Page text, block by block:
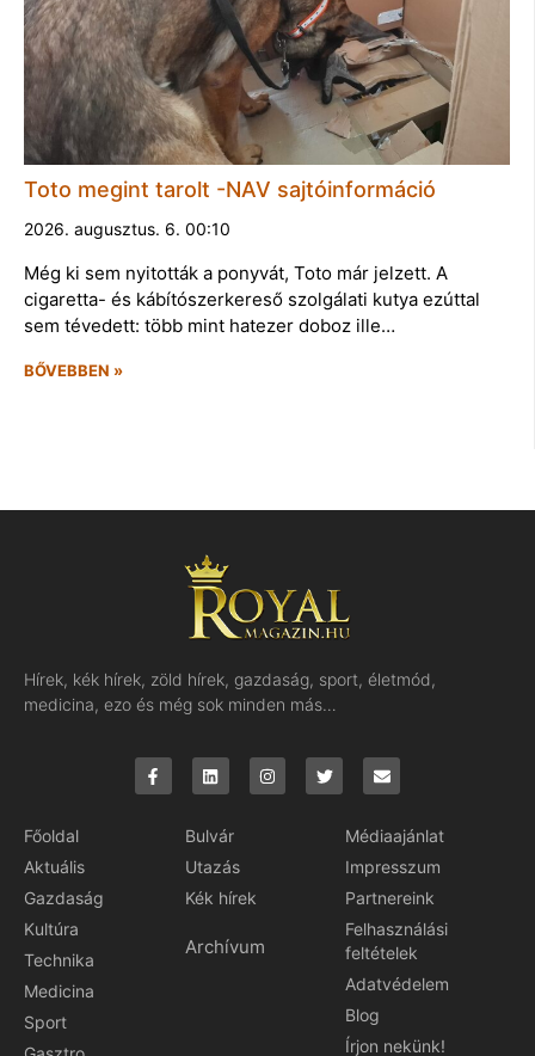
Toto megint tarolt -NAV sajtóinformáció
2026. augusztus. 6. 00:10
Még ki sem nyitották a ponyvát, Toto már jelzett. A
cigaretta- és kábítószerkereső szolgálati kutya ezúttal
sem tévedett: több mint hatezer doboz ille…
BŐVEBBEN »
Hírek, kék hírek, zöld hírek, gazdaság, sport, életmód,
medicina, ezo és még sok minden más…
Főoldal
Aktuális
Gazdaság
Kultúra
Technika
Medicina
Sport
Bulvár
Utazás
Kék hírek
Archívum
Médiaajánlat
Impresszum
Partnereink
Felhasználási
feltételek
Adatvédelem
Blog
Írjon nekünk!